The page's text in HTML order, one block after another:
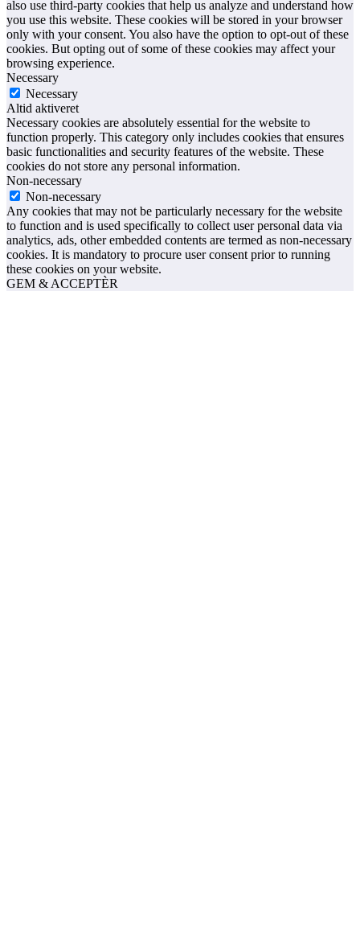
also use third-party cookies that help us analyze and understand how
you use this website. These cookies will be stored in your browser
only with your consent. You also have the option to opt-out of these
cookies. But opting out of some of these cookies may affect your
browsing experience.
Necessary
Necessary
Altid aktiveret
Necessary cookies are absolutely essential for the website to
function properly. This category only includes cookies that ensures
basic functionalities and security features of the website. These
cookies do not store any personal information.
Non-necessary
Non-necessary
Any cookies that may not be particularly necessary for the website
to function and is used specifically to collect user personal data via
analytics, ads, other embedded contents are termed as non-necessary
cookies. It is mandatory to procure user consent prior to running
these cookies on your website.
GEM & ACCEPTÈR